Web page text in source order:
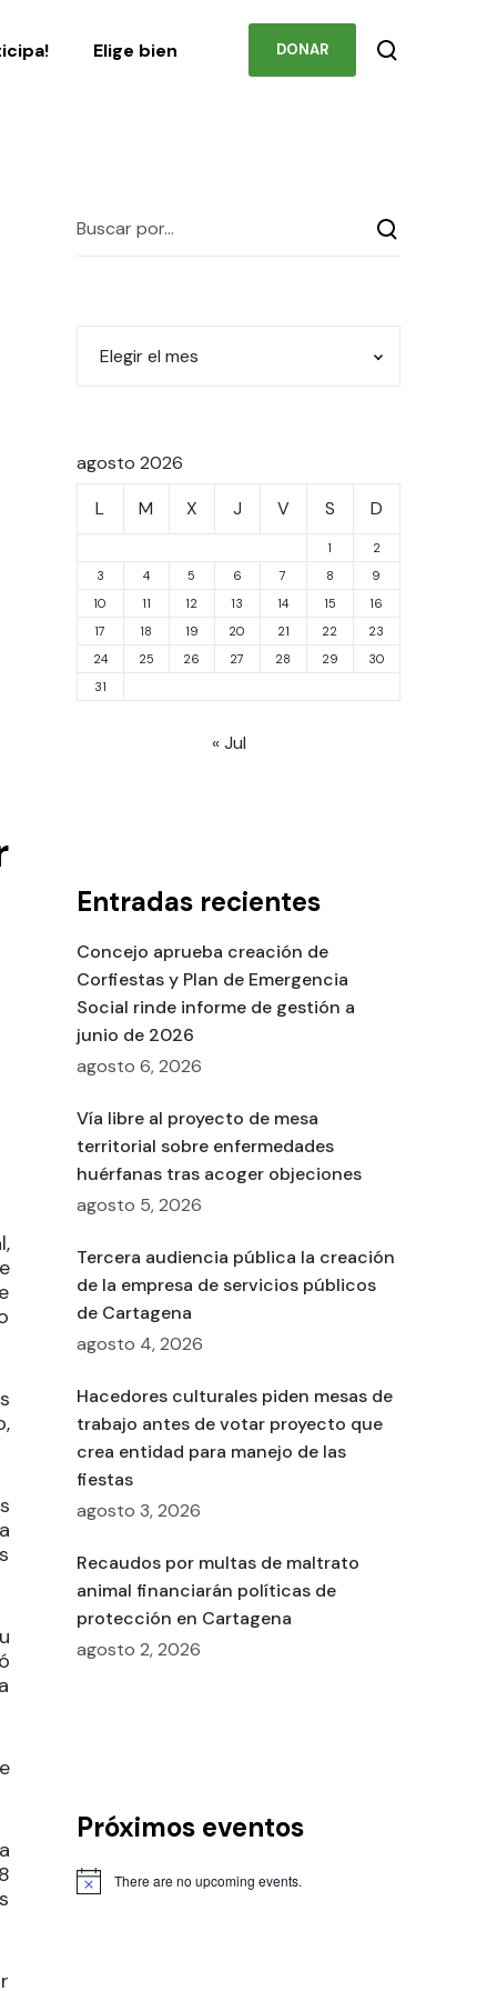
Elige bien DONAR
agosto 2026
L
M X J V S D
1
2
3
4 5 6 7 8
9
10
11 12 13 14 15
16
17
18 19 20 21 22
23
24
25 26 27 28 29
30
31
« Jul
Entradas recientes
Concejo aprueba creación de
Corfiestas y Plan de Emergencia
Social rinde informe de gestión a
junio de 2026
agosto 6, 2026
Vía libre al proyecto de mesa
territorial sobre enfermedades
huérfanas tras acoger objeciones
agosto 5, 2026
Tercera audiencia pública la creación
de la empresa de servicios públicos
de Cartagena
agosto 4, 2026
Hacedores culturales piden mesas de
trabajo antes de votar proyecto que
crea entidad para manejo de las
fiestas
agosto 3, 2026
Recaudos por multas de maltrato
animal financiarán políticas de
protección en Cartagena
agosto 2, 2026
Próximos eventos
There are no upcoming events.